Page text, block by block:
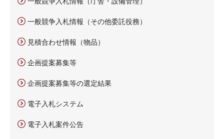
一般競争入札情報（その他委託役務）
見積合わせ情報（物品）
企画提案募集等
企画提案募集等の選定結果
電子入札システム
電子入札案件公告